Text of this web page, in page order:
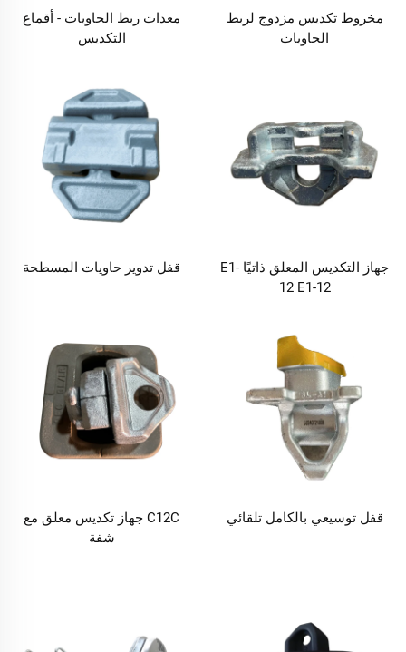
مخروط تكديس مزدوج لربط
الحاويات
معدات ربط الحاويات - أقماع
التكديس
جهاز التكديس المعلق ذاتيًا E1-
12 E1-12
قفل تدوير حاويات المسطحة
قفل توسيعي بالكامل تلقائي
C12C جهاز تكديس معلق مع
شفة